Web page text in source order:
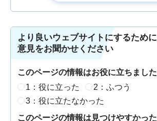
より良いウェブサイトにするため
意見をお聞かせください
このページの情報はお役に立ちまし
1：役に立った
2：ふつう
3：役に立たなかった
このページの情報は見つけやすかっ